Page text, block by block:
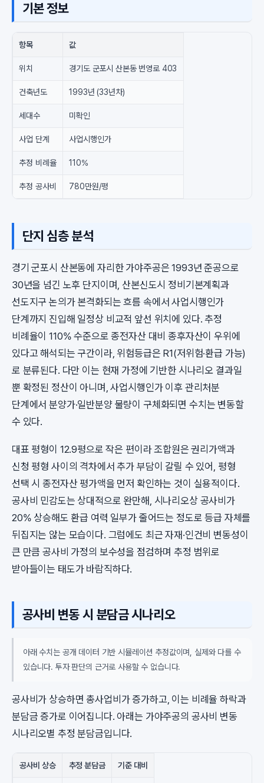
기본 정보
항목 값
위치 경기도 군포시 산본동 번영로 403
건축년도 1993년 (33년차)
세대수 미확인
사업 단계 사업시행인가
추정 비례율 110%
추정 공사비 780만원/평
단지 심층 분석
경기 군포시 산본동에 자리한 가야주공은 1993년 준공으로
30년을 넘긴 노후 단지이며, 산본신도시 정비기본계획과
선도지구 논의가 본격화되는 흐름 속에서 사업시행인가
단계까지 진입해 일정상 비교적 앞선 위치에 있다. 추정
비례율이 110% 수준으로 종전자산 대비 종후자산이 우위에
있다고 해석되는 구간이라, 위험등급은 R1(저위험·환급 가능)
로 분류된다. 다만 이는 현재 가정에 기반한 시나리오 결과일
뿐 확정된 정산이 아니며, 사업시행인가 이후 관리처분
단계에서 분양가·일반분양 물량이 구체화되면 수치는 변동할
수 있다.
대표 평형이 12.9평으로 작은 편이라 조합원은 권리가액과
신청 평형 사이의 격차에서 추가 부담이 갈릴 수 있어, 평형
선택 시 종전자산 평가액을 먼저 확인하는 것이 실용적이다.
공사비 민감도는 상대적으로 완만해, 시나리오상 공사비가
20% 상승해도 환급 여력 일부가 줄어드는 정도로 등급 자체를
뒤집지는 않는 모습이다. 그럼에도 최근 자재·인건비 변동성이
큰 만큼 공사비 가정의 보수성을 점검하며 추정 범위로
받아들이는 태도가 바람직하다.
공사비 변동 시 분담금 시나리오
아래 수치는 공개 데이터 기반 시뮬레이션 추정값이며, 실제와 다를 수
있습니다. 투자 판단의 근거로 사용할 수 없습니다.
공사비가 상승하면 총사업비가 증가하고, 이는 비례율 하락과
분담금 증가로 이어집니다. 아래는 가야주공의 공사비 변동
시나리오별 추정 분담금입니다.
공사비 상승 추정 분담금 기준 대비